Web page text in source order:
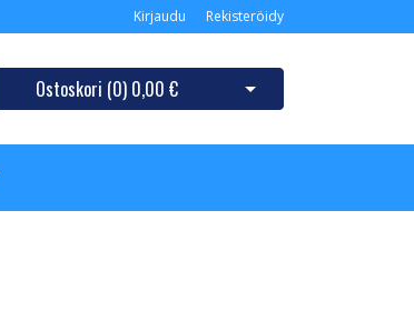
Kirjaudu Rekisteröidy
Ostoskori (0) 0,00 € Avaa ostoskori